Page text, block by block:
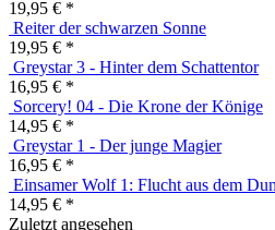
Metal Heroes - UPGRADE KIT
14,95 € *
- Das Grauen von Dunwich
13,95 € *
Metal Heroes and the Fate of Rock -
19,95 € *